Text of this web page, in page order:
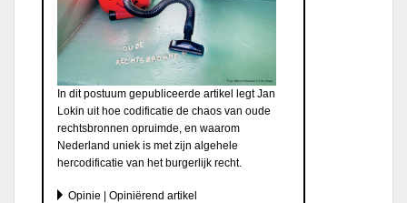
In dit postuum gepubliceerde artikel legt Jan
Lokin uit hoe codificatie de chaos van oude
rechtsbronnen opruimde, en waarom
Nederland uniek is met zijn algehele
hercodificatie van het burgerlijk recht.
Opinie | Opiniërend artikel